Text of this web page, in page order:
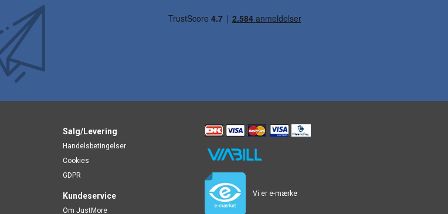
Salg/Levering
Handelsbetingelser
Cookies
GDPR
Kundeservice
Om JustMore
Vi er e-mærke